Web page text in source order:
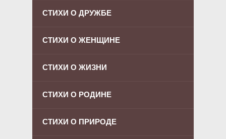
СТИХИ О ДРУЖБЕ
СТИХИ О ЖЕНЩИНЕ
СТИХИ О ЖИЗНИ
СТИХИ О РОДИНЕ
СТИХИ О ПРИРОДЕ